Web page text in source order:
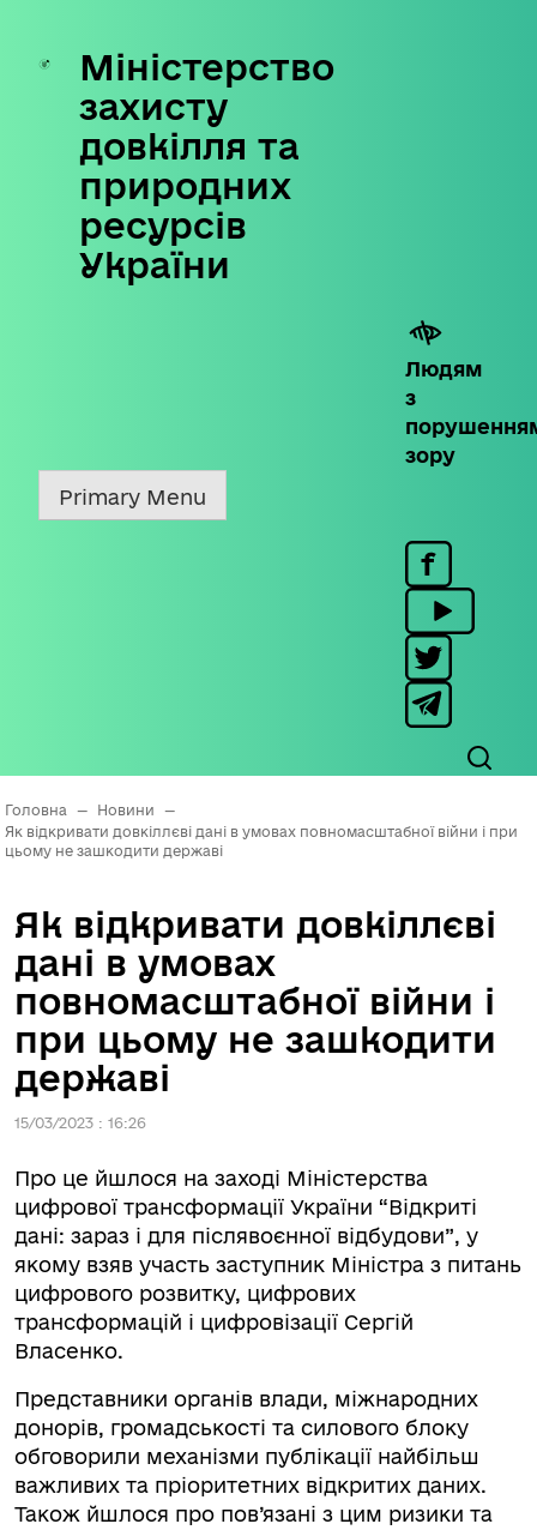
Skip
content
Міністерство
захисту
довкілля та
природних
ресурсів
України
Людям
з
зору
Primary Menu
Головна — Новини
—
Як відкривати довкіллєві дані в умовах повномасштабної війни і при
цьому не зашкодити державі
Як відкривати довкіллєві
дані в умовах
повномасштабної війни і
при цьому не зашкодити
державі
15/03/2023 : 16:26
Про це йшлося на заході Міністерства
цифрової трансформації України “Відкриті
дані: зараз і для післявоєнної відбудови”, у
якому взяв участь заступник Міністра з питань
цифрового розвитку, цифрових
трансформацій і цифровізації Сергій
Власенко.
Представники органів влади, міжнародних
донорів, громадськості та силового блоку
обговорили механізми публікації найбільш
важливих та пріоритетних відкритих даних.
Також йшлося про пов’язані з цим ризики та